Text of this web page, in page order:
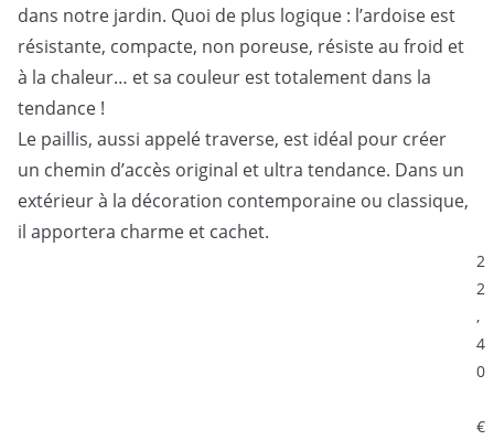
dans notre jardin. Quoi de plus logique : l’ardoise est
résistante, compacte, non poreuse, résiste au froid et
à la chaleur… et sa couleur est totalement dans la
tendance !
Le paillis, aussi appelé traverse, est idéal pour créer
un chemin d’accès original et ultra tendance. Dans un
extérieur à la décoration contemporaine ou classique,
il apportera charme et cachet.
2
2
,
4
0
€